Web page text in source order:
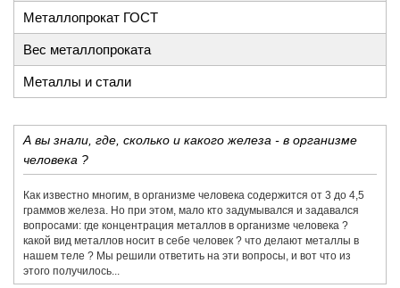
Металлопрокат ГОСТ
Вес металлопроката
Металлы и стали
А вы знали, где, сколько и какого железа - в организме
человека ?
Как известно многим, в организме человека содержится от 3 до 4,5
граммов железа. Но при этом, мало кто задумывался и задавался
вопросами: где концентрация металлов в организме человека ?
какой вид металлов носит в себе человек ? что делают металлы в
нашем теле ? Мы решили ответить на эти вопросы, и вот что из
этого получилось...